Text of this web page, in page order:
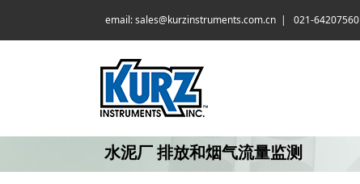
email: sales@kurzinstruments.com.cn | 021-64207560
水泥厂 排放和烟气流量监测